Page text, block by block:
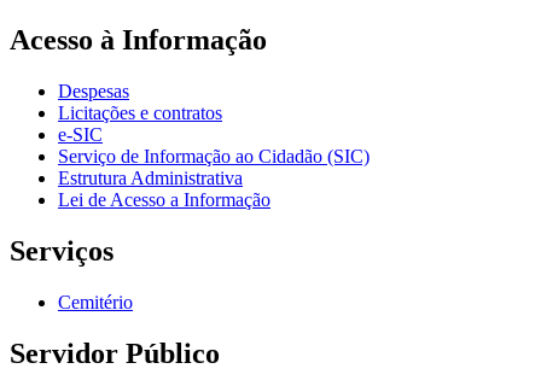
Acesso à Informação
Despesas
Licitações e contratos
e-SIC
Serviço de Informação ao Cidadão (SIC)
Estrutura Administrativa
Lei de Acesso a Informação
Serviços
Cemitério
Servidor Público